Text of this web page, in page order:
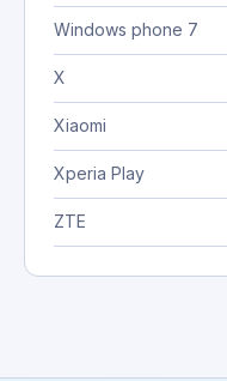
Windows phone 7
X
Xiaomi
Xperia Play
ZTE